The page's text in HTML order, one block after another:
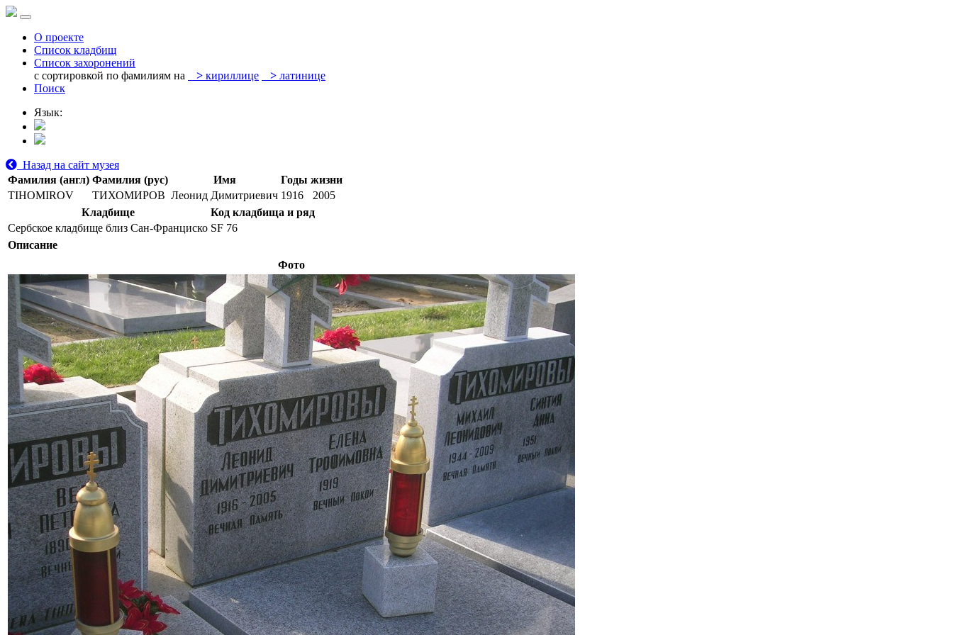
О проекте
Список кладбищ
Список захоронений
с сортировкой по фамилиям на
> кириллице > латинице
Поиск
Язык:
Назад на сайт музея
Фамилия (англ) Фамилия (рус) Имя
Годы жизни
TIHOMIROV
ТИХОМИРОВ Леонид Димитриевич 1916
2005
Кладбище
Код кладбища и ряд
Сербское кладбище близ Сан-Франциско SF 76
Описание
Фото